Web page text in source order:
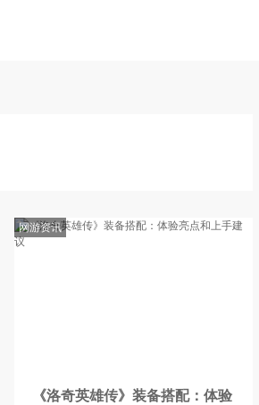
网游资讯
《洛奇英雄传》装备搭配：体验